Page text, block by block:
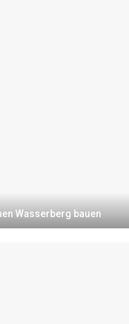
Wasserberg bauen